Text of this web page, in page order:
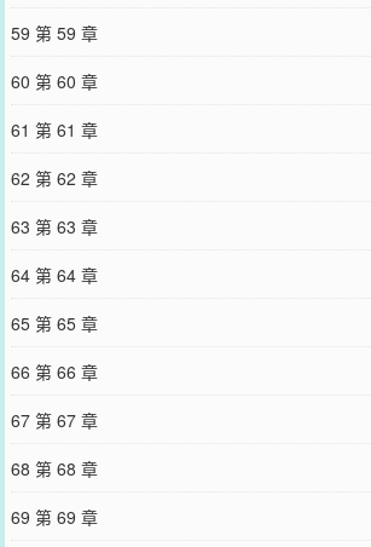
59 第 59 章
60 第 60 章
61 第 61 章
62 第 62 章
63 第 63 章
64 第 64 章
65 第 65 章
66 第 66 章
67 第 67 章
68 第 68 章
69 第 69 章